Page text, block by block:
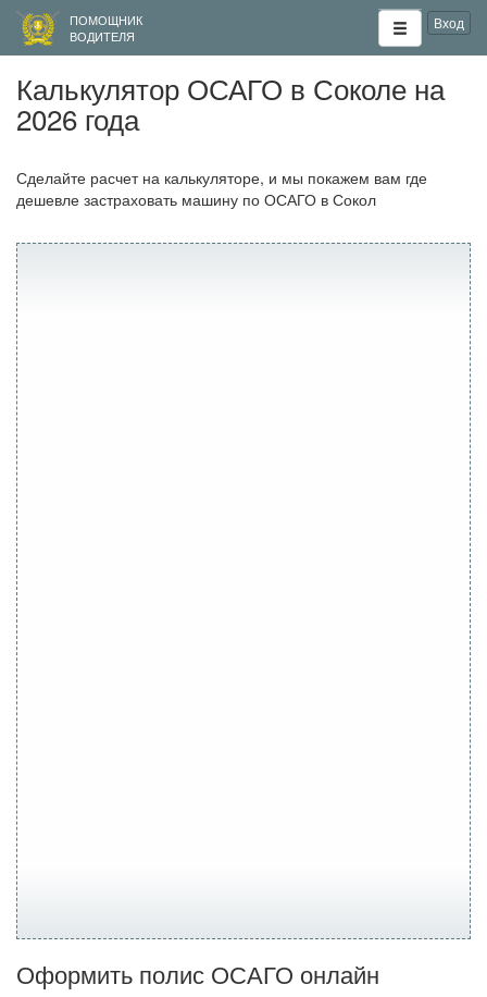
ПОМОЩНИК
ВОДИТЕЛЯ
Вход
Калькулятор ОСАГО в Соколе на
2026 года
Сделайте расчет на калькуляторе, и мы покажем вам где
дешевле застраховать машину по ОСАГО в Сокол
Оформить полис ОСАГО онлайн